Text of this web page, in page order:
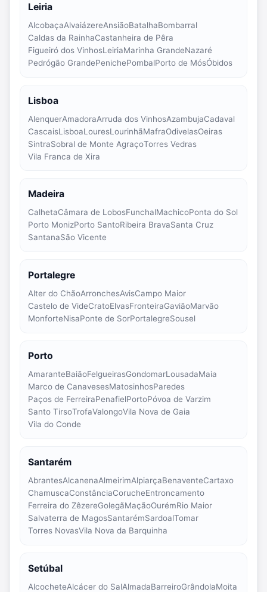
Leiria
AlcobaçaAlvaiázereAnsiãoBatalhaBombarral
Caldas da RainhaCastanheira de Pêra
Figueiró dos VinhosLeiriaMarinha GrandeNazaré
Pedrógão GrandePenichePombalPorto de MósÓbidos
Lisboa
AlenquerAmadoraArruda dos VinhosAzambujaCadaval
CascaisLisboaLouresLourinhãMafraOdivelasOeiras
SintraSobral de Monte AgraçoTorres Vedras
Vila Franca de Xira
Madeira
CalhetaCâmara de LobosFunchalMachicoPonta do Sol
Porto MonizPorto SantoRibeira BravaSanta Cruz
SantanaSão Vicente
Portalegre
Alter do ChãoArronchesAvisCampo Maior
Castelo de VideCratoElvasFronteiraGaviãoMarvão
MonforteNisaPonte de SorPortalegreSousel
Porto
AmaranteBaiãoFelgueirasGondomarLousadaMaia
Marco de CanavesesMatosinhosParedes
Paços de FerreiraPenafielPortoPóvoa de Varzim
Santo TirsoTrofaValongoVila Nova de Gaia
Vila do Conde
Santarém
AbrantesAlcanenaAlmeirimAlpiarçaBenaventeCartaxo
ChamuscaConstânciaCorucheEntroncamento
Ferreira do ZêzereGolegãMaçãoOurémRio Maior
Salvaterra de MagosSantarémSardoalTomar
Torres NovasVila Nova da Barquinha
Setúbal
AlcocheteAlcácer do SalAlmadaBarreiroGrândolaMoita